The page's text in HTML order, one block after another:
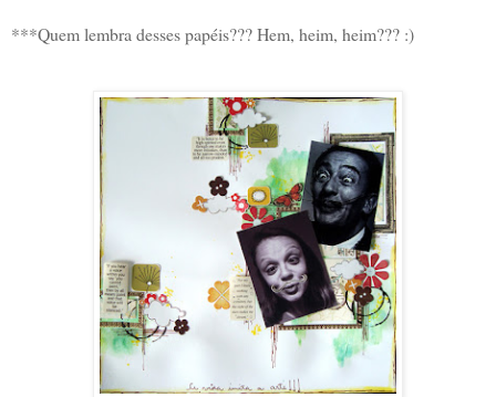
***Quem lembra desses papéis??? Hem, heim, heim??? :)